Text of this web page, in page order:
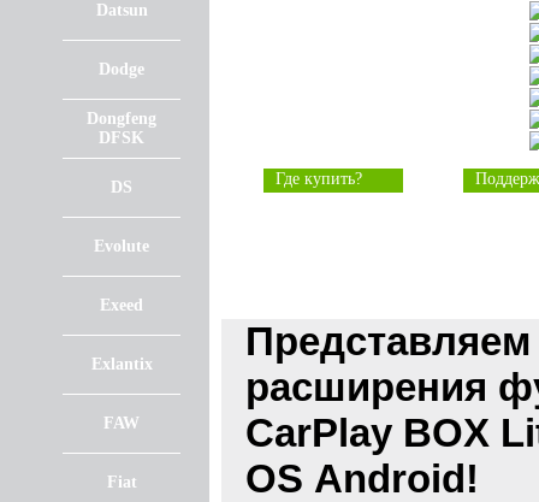
Datsun
Dodge
Dongfeng
DFSK
DS
Evolute
Exeed
Exlantix
FAW
Fiat
Где купить?
расширения
CarPlay BOX
OS Android!